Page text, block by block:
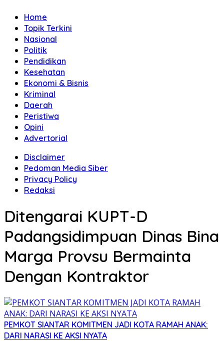
Home
Topik Terkini
Nasional
Politik
Pendidikan
Kesehatan
Ekonomi & Bisnis
Kriminal
Daerah
Peristiwa
Opini
Advertorial
Disclaimer
Pedoman Media Siber
Privacy Policy
Redaksi
Ditengarai KUPT-D
Padangsidimpuan Dinas Bina
Marga Provsu Bermainta
Dengan Kontraktor
PEMKOT SIANTAR KOMITMEN JADI KOTA RAMAH ANAK:
DARI NARASI KE AKSI NYATA